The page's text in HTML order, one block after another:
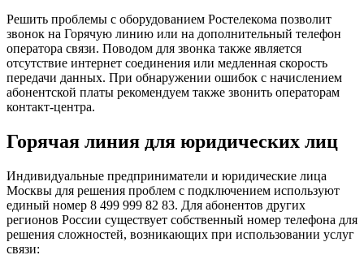
Решить проблемы с оборудованием Ростелекома позволит
звонок на Горячую линию или на дополнительный телефон
оператора связи. Поводом для звонка также является
отсутствие интернет соединения или медленная скорость
передачи данных. При обнаружении ошибок с начислением
абонентской платы рекомендуем также звонить операторам
контакт-центра.
Горячая линия для юридических лиц
Индивидуальные предприниматели и юридические лица
Москвы для решения проблем с подключением используют
единый номер 8 499 999 82 83. Для абонентов других
регионов России существует собственный номер телефона для
решения сложностей, возникающих при использовании услуг
связи: